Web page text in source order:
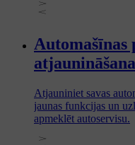
atjaunināšana
Atjauniniet savas
jaunas funkcijas un
apmeklēt autoservisu.